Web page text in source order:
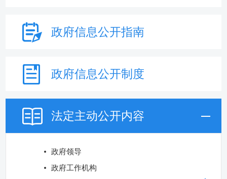
政府信息公开指南
政府信息公开制度
法定主动公开内容
政府领导
政府工作机构